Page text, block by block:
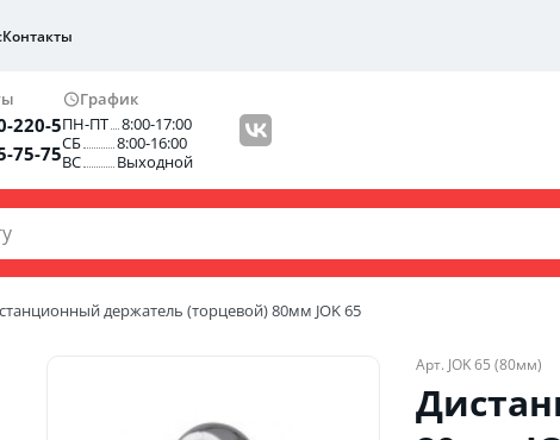
Контакты
220-5
75-75
График
ПН-ПТ
8:00-17:00
СБ
8:00-16:00
ВС
Выходной
держатель (торцевой) 80мм JOK 65
Арт. JOK 65 (80мм)